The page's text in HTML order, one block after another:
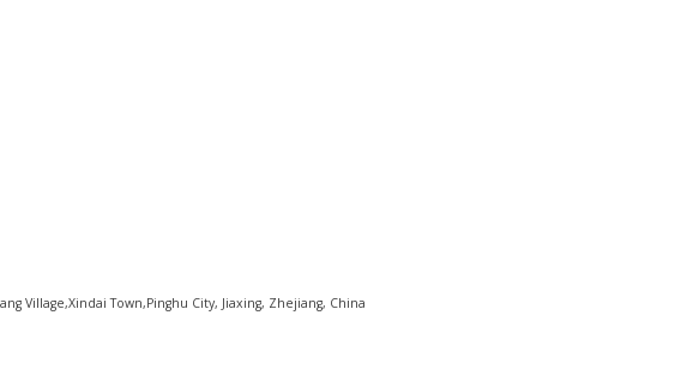
Village,Xindai Town,Pinghu City, Jiaxing, Zhejiang, China